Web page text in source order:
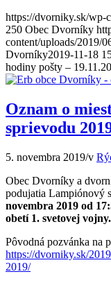
https://dvorniky.sk/wp-
250 Obec Dvorníky
content/uploads/2019/
Dvorníky2019-11-18
hodiny pošty –
Oznam o
sprievodu
5. novembra 2019/v
Obec Dvorníky a
podujatia Lampiónový
novembra 2019 od
obetí 1. svetovej vojny.
Pôvodná pozvánka na
https://dvorniky.sk/
2019/